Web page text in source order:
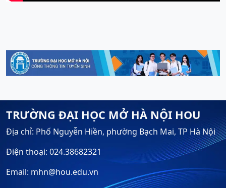
TRƯỜNG ĐẠI HỌC MỞ HÀ NỘI HOU
Địa chỉ: Phố Nguyễn Hiền, phường Bạch Mai, TP Hà Nội
Điện thoại: 024.38682321
Email: mhn@hou.edu.vn